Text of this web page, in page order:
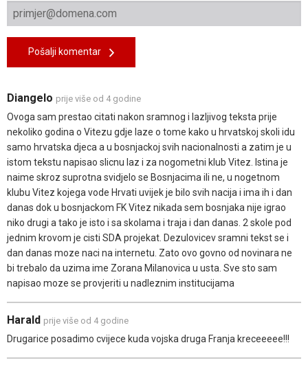
Pošalji komentar
Diangelo prije više od 4 godine
Ovoga sam prestao citati nakon sramnog i lazljivog teksta prije
nekoliko godina o Vitezu gdje laze o tome kako u hrvatskoj skoli idu
samo hrvatska djeca a u bosnjackoj svih nacionalnosti a zatim je u
istom tekstu napisao slicnu laz i za nogometni klub Vitez. Istina je
naime skroz suprotna svidjelo se Bosnjacima ili ne, u nogetnom
klubu Vitez kojega vode Hrvati uvijek je bilo svih nacija i ima ih i dan
danas dok u bosnjackom FK Vitez nikada sem bosnjaka nije igrao
niko drugi a tako je isto i sa skolama i traja i dan danas. 2 skole pod
jednim krovom je cisti SDA projekat. Dezulovicev sramni tekst se i
dan danas moze naci na internetu. Zato ovo govno od novinara ne
bi trebalo da uzima ime Zorana Milanovica u usta. Sve sto sam
napisao moze se provjeriti u nadleznim institucijama
Harald prije više od 4 godine
Drugarice posadimo cvijece kuda vojska druga Franja kreceeeee!!!